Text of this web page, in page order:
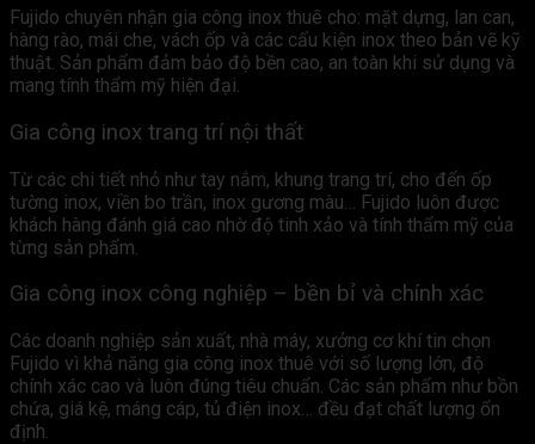
Fujido chuyên nhận gia công inox thuê cho: mặt dựng, lan can,
hàng rào, mái che, vách ốp và các cấu kiện inox theo bản vẽ kỹ
thuật. Sản phẩm đảm bảo độ bền cao, an toàn khi sử dụng và
mang tính thẩm mỹ hiện đại.
Gia công inox trang trí nội thất
Từ các chi tiết nhỏ như tay nắm, khung trang trí, cho đến ốp
tường inox, viền bo trần, inox gương màu… Fujido luôn được
khách hàng đánh giá cao nhờ độ tinh xảo và tính thẩm mỹ của
từng sản phẩm.
Gia công inox công nghiệp – bền bỉ và chính xác
Các doanh nghiệp sản xuất, nhà máy, xưởng cơ khí tin chọn
Fujido vì khả năng gia công inox thuê với số lượng lớn, độ
chính xác cao và luôn đúng tiêu chuẩn. Các sản phẩm như bồn
chứa, giá kệ, máng cáp, tủ điện inox… đều đạt chất lượng ổn
định.